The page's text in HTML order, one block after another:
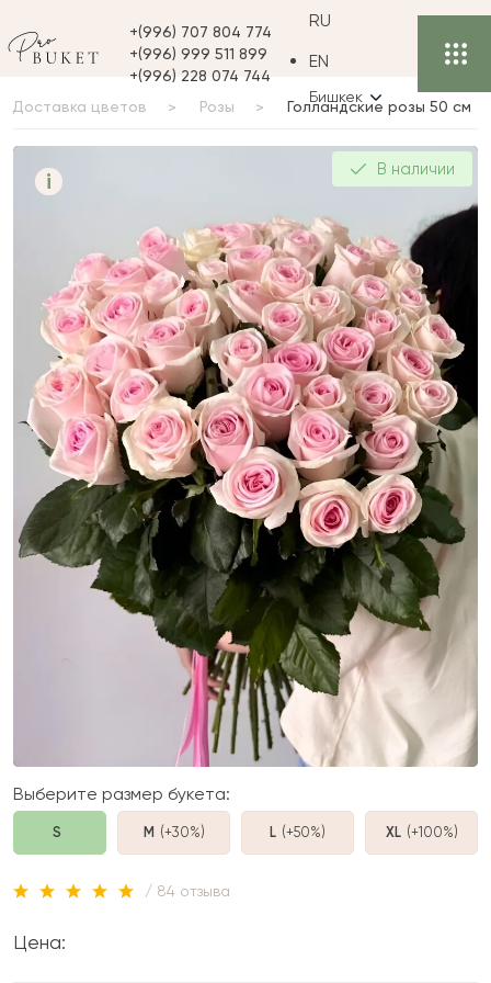
+(996) 707 804 774
+(996) 999 511 899
+(996) 228 074 744
RU
EN
Бишкек
Доставка цветов Розы Голландские розы 50 см
i
Голландские розы 50 см В наличии
Выберите размер букета:
S M (+30%) L (+50%) XL (+100%)
/ 84 отзыва
Цена: